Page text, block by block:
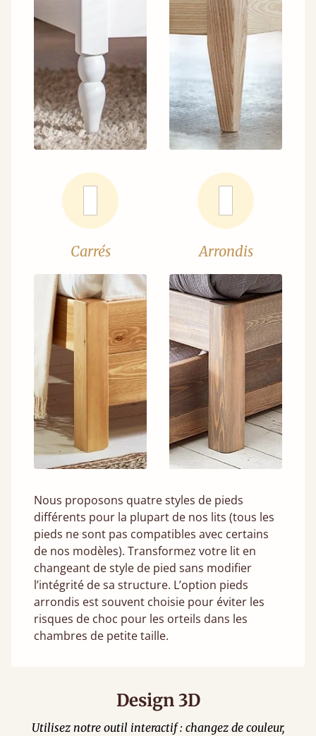
Carrés Arrondis
Nous proposons quatre styles de pieds
différents pour la plupart de nos lits (tous les
pieds ne sont pas compatibles avec certains
de nos modèles). Transformez votre lit en
changeant de style de pied sans modifier
l’intégrité de sa structure. L’option pieds
arrondis est souvent choisie pour éviter les
risques de choc pour les orteils dans les
chambres de petite taille.
Design 3D
Utilisez notre outil interactif : changez de couleur,